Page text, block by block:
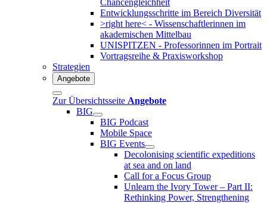
Entwicklungsschritte im Bereich Diversität
>right here< - Wissenschaftlerinnen im
akademischen Mittelbau
UNISPITZEN - Professorinnen im Portrait
Vortragsreihe & Praxisworkshop
Strategien
Angebote
Zur Übersichtsseite Angebote
BIG
BIG Podcast
Mobile Space
BIG Events
Decolonising scientific expeditions
at sea and on land
Call for a Focus Group
Unlearn the Ivory Tower – Part II:
Rethinking Power, Strengthening